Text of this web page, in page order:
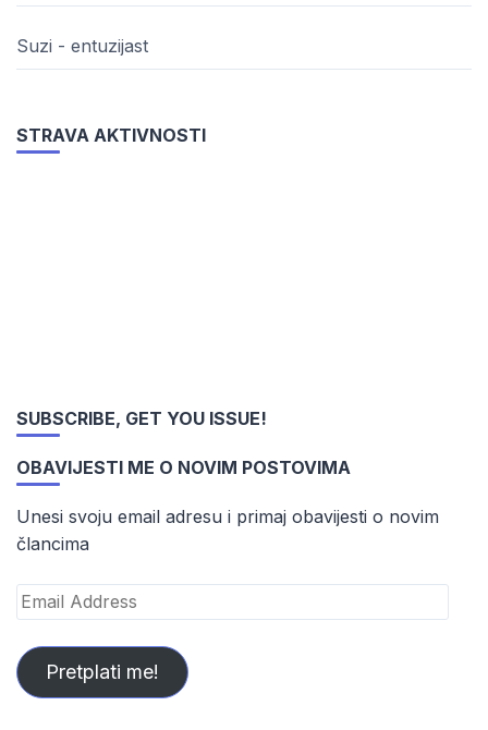
Suzi - entuzijast
STRAVA AKTIVNOSTI
SUBSCRIBE, GET YOU ISSUE!
OBAVIJESTI ME O NOVIM POSTOVIMA
Unesi svoju email adresu i primaj obavijesti o novim
člancima
Email
Address
Pretplati me!